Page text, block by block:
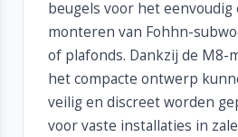
beugels voor het eenvoudig
monteren van Fohhn-
of plafonds. Dankzij de M8-
het compacte ontwerp
veilig en discreet worden
voor vaste installaties in